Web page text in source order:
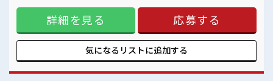
休憩室で楽しくランチ♪
時間があれば昼寝もしちゃおう！
ート満喫！ ≪ラクラク制服アリ≫ 制服があるので、 毎日の服
装の悩み解消♪ ≪未経験OKの仕事≫ 新しいことにチャレン
ジするのは不安だけど、 しっかり働く環境が整っています！
イチからスキルUP・ステップUP目指していきましょう！ ■
職場の雰囲気 女性が多めの職場です♪ 一緒に働く仲間ともな
じみやすい少人数の職場☆ 20代活躍中のフレッシュな職場で
う！
詳細を見る 応募する
気になるリストに追加する